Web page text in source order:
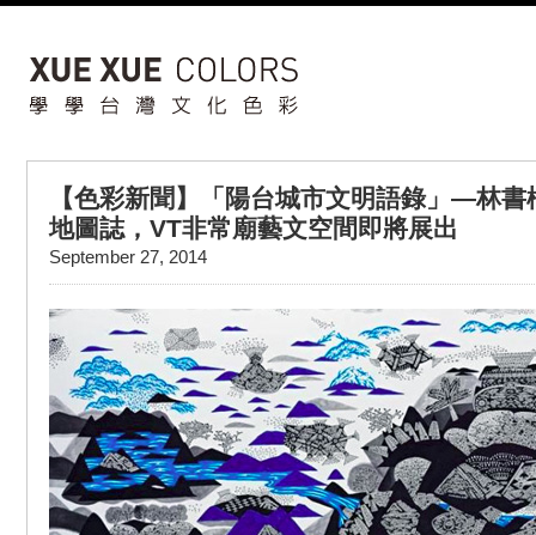
【色彩新聞】「陽台城市文明語錄」—林
地圖誌，VT非常廟藝文空間即將展出
September 27, 2014